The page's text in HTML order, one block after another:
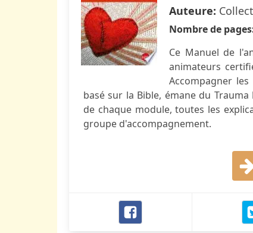
Auteure:
Nombre de
Ce Manuel de
animateurs
Accompagner
basé sur la Bible, émane du
de chaque module, toutes les
groupe d'accompagnement.